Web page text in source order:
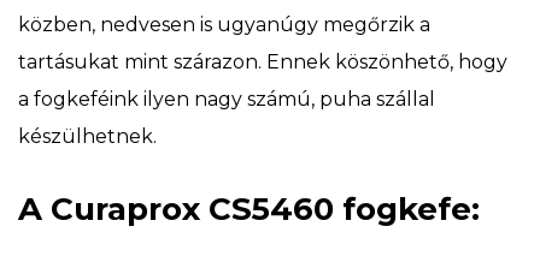
közben, nedvesen is ugyanúgy megőrzik a
tartásukat mint szárazon. Ennek köszönhető, hogy
a fogkeféink ilyen nagy számú, puha szállal
készülhetnek.
A Curaprox CS5460 fogkefe: